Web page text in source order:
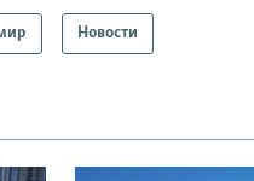
Новости